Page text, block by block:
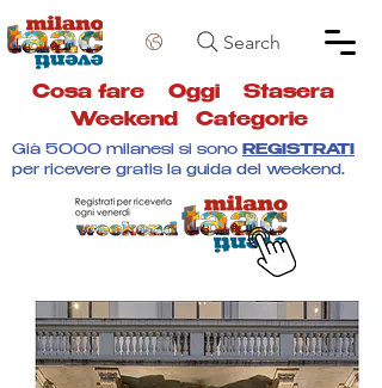
Search
Cosa fare Oggi Stasera
Weekend
Categorie
Già 5000 milanesi si sono REGISTRATI
per ricevere gratis la guida del weekend.